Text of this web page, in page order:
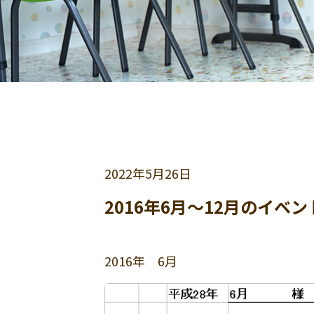
2022年5月26日
2016年6月～12月のイベン
2016年 6月